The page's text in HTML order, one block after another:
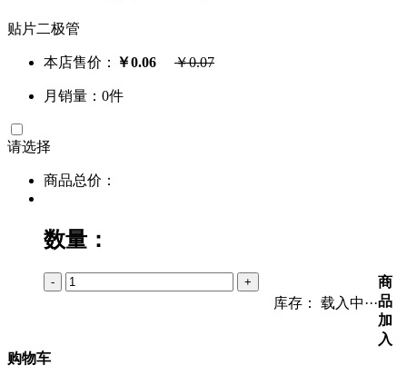
贴片二极管
本店售价： ￥0.06 ￥0.07
月销量：0件
请选择
商品总价：
数量：
- +
库存： 载入中···
商
品
加
入
购物车